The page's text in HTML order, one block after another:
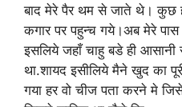
बाद मेरे पैर थम से जाते थे। कुछ
कगार पर पहुन्च गये।अब मेरे
इसलिये जहाँ चाहु बडे ही
था.शायद इसीलिये मैने खुद का
गया हर वो चीज पता करने मे